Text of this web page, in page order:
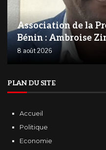
Association de la
Bénin : Ambroise
8 août 2026
PLAN DU SITE
Accueil
Politique
Economie